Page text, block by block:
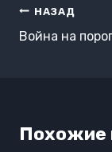
Навигация
по
НАЗАД
Война на
Похожие